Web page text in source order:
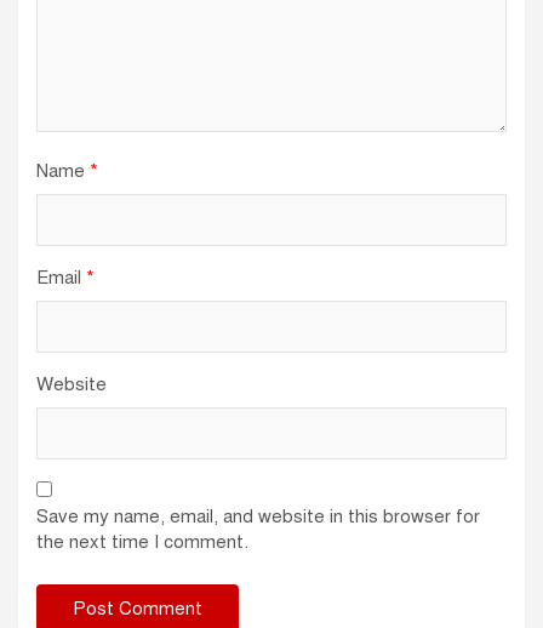
Name *
Email *
Website
Save my name, email, and website in this browser for
the next time I comment.